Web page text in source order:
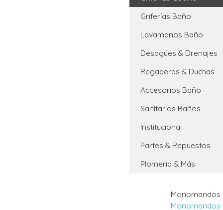
Griferías Baño
Lavamanos Baño
Desagües & Drenajes
Regaderas & Duchas
Accesorios Baño
Sanitarios Baños
Institucional
Partes & Repuestos
Plomería & Más
Monomandos
Monomandos